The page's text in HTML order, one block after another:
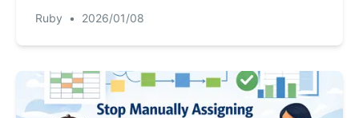
fórmulas. Descubra como o RowSpeak, uma IA
para Excel, permite que você lide com todos
comandos de linguagem simples.
Ruby • 2026/01/08